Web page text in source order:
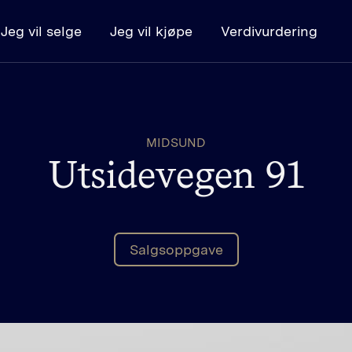
Jeg vil selge Jeg vil kjøpe Verdivurdering
Kjøpe bolig - steg for steg
Budregler
MIDSUND
Utsidevegen 91
Salgsoppgave